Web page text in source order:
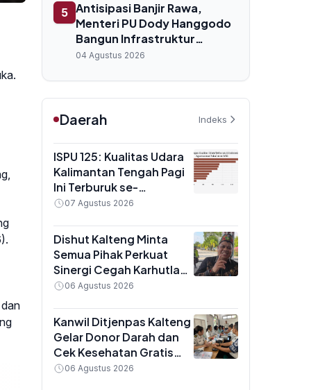
5 Antisipasi Banjir Rawa,
Menteri PU Dody Hanggodo
Bangun Infrastruktur
Pengendali Air di Sentra
04 Agustus 2026
Daerah Indeks
ISPU 125: Kualitas Udara
Kalimantan Tengah Pagi
Ini Terburuk se-
Indonesia, Masuk
07 Agustus 2026
Dishut Kalteng Minta
Semua Pihak Perkuat
Sinergi Cegah Karhutla
Saat Puncak Musim
06 Agustus 2026
Kanwil Ditjenpas Kalteng
Gelar Donor Darah dan
Cek Kesehatan Gratis
untuk Pegawai,
06 Agustus 2026